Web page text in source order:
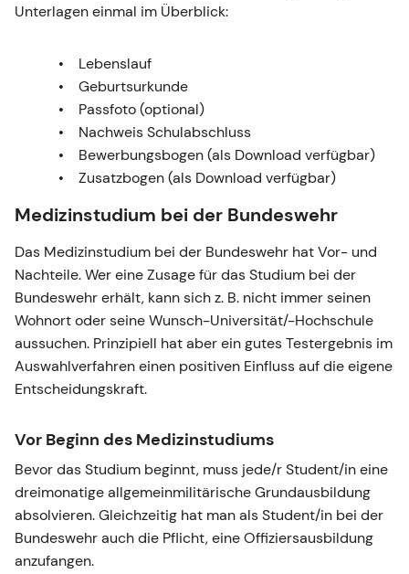
Unterlagen einmal im Überblick:
Lebenslauf
Geburtsurkunde
Passfoto (optional)
Nachweis Schulabschluss
Bewerbungsbogen (als Download verfügbar)
Zusatzbogen (als Download verfügbar)
Medizinstudium bei der Bundeswehr
Das Medizinstudium bei der Bundeswehr hat Vor- und
Nachteile. Wer eine Zusage für das Studium bei der
Bundeswehr erhält, kann sich z. B. nicht immer seinen
Wohnort oder seine Wunsch-Universität/-Hochschule
aussuchen. Prinzipiell hat aber ein gutes Testergebnis im
Auswahlverfahren einen positiven Einfluss auf die eigene
Entscheidungskraft.
Vor Beginn des Medizinstudiums
Bevor das Studium beginnt, muss jede/r Student/in eine
dreimonatige allgemeinmilitärische Grundausbildung
absolvieren. Gleichzeitig hat man als Student/in bei der
Bundeswehr auch die Pflicht, eine Offiziersausbildung
anzufangen.